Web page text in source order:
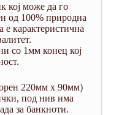
кој може да го
од 100% природна
е карактеристична
со 1мм конец кој
220мм х 90мм)
под нив има
за банкноти.